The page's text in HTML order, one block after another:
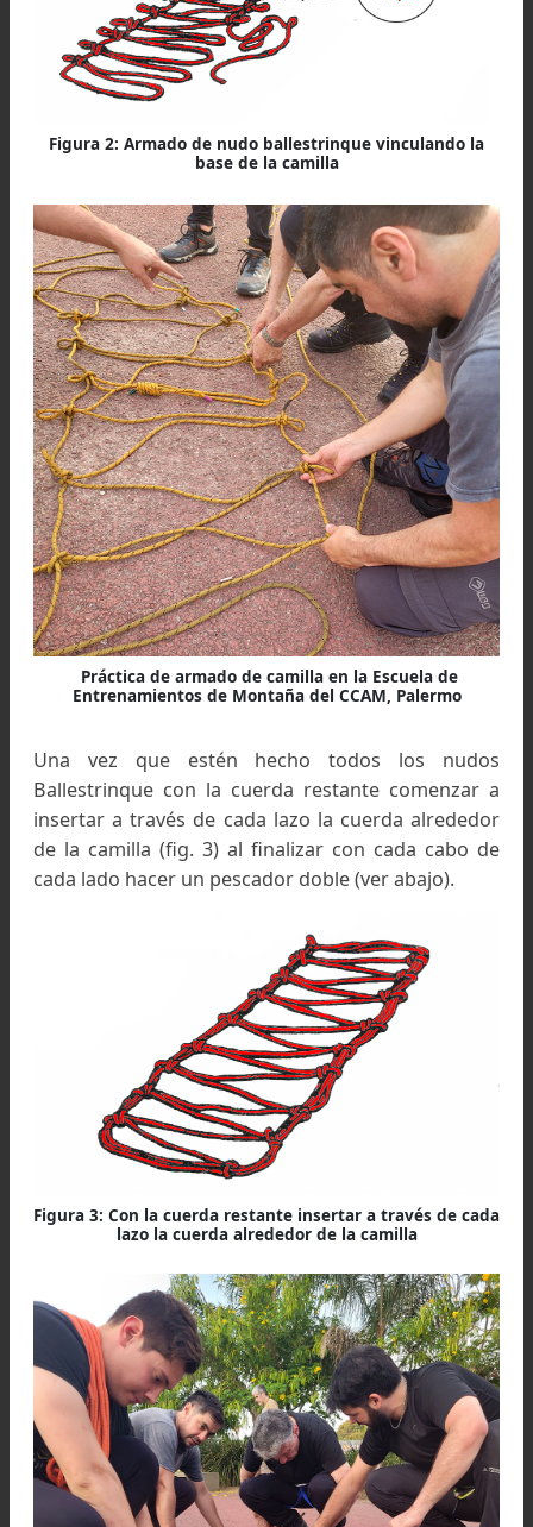
Práctica de armado de camilla en la Escuela de
Entrenamientos de Montaña del CCAM, Palermo
soga con las curvas, quedaran hacia cada lado
hacer el nudo ballestrinque (ver abajo) el
estrangulara la curva de la soga hasta que
hayamos anudado todas, vinculando de
manera la base de la camilla con la periferia
misma (fig. 2), esta maniobra pueden realizarla
personas al mismo tiempo.
base de la camilla
Práctica de armado de camilla en la Escuela de
Entrenamientos de Montaña del CCAM, Palermo
Una vez que estén hecho todos los
Ballestrinque con la cuerda restante
insertar a través de cada lazo la cuerda
de la camilla (fig. 3) al finalizar con cada cabo